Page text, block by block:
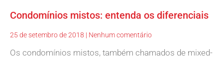
Condomínios mistos: entenda os diferenciais
25 de setembro de 2018 Nenhum comentário
Os condomínios mistos, também chamados de mixed-